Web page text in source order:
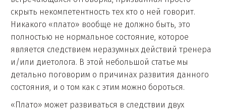
скрыть некомпетентность тех кто о ней говорит.
Никакого «плато» вообще не должно быть, это
полностью не нормальное состояние, которое
является следствием неразумных действий тренера
и/или диетолога. В этой небольшой статье мы
детально поговорим о причинах развития данного
состояния, и о том как с этим можно бороться.
«Плато» может развиваться в следствии двух